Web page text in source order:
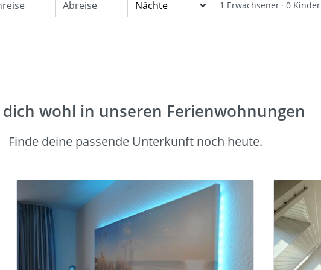
1 Erwachsener 0 Kinder
wohl in unseren Ferienwohnungen
Finde deine passende Unterkunft noch heute.